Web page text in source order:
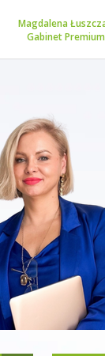
Magdalena
Gabinet Premium